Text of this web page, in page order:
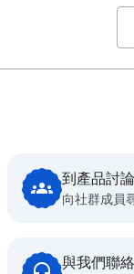
到產品討
向社群成員
與我們聯絡